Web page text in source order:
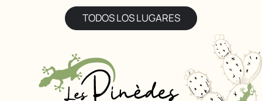
TODOS LOS LUGARES